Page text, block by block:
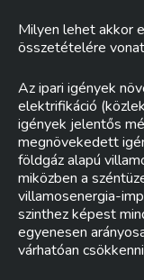
Milyen lehet akkor
összetételére
Az ipari igények
elektrifikáció
igények jelentős
megnövekedett
földgáz alapú
miközben a
villamosenergia-
szinthez képest
egyenesen
várhatóan